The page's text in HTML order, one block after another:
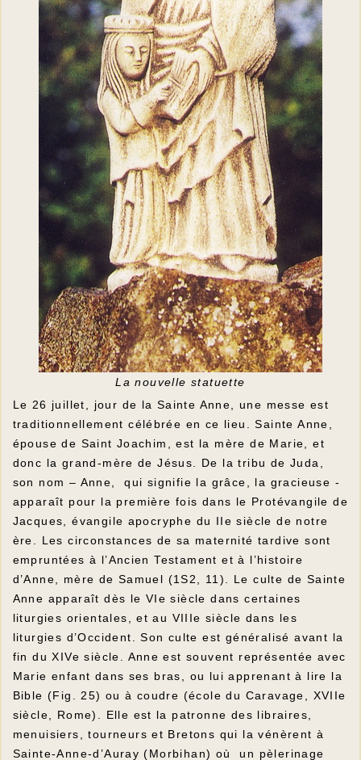
La nouvelle statuette
Le 26 juillet, jour de la Sainte Anne, une messe est
traditionnellement célébrée en ce lieu. Sainte Anne,
épouse de Saint Joachim, est la mère de Marie, et
donc la grand-mère de Jésus. De la tribu de Juda,
son nom – Anne, qui signifie la grâce, la gracieuse -
apparaît pour la première fois dans le Protévangile de
Jacques, évangile apocryphe du IIe siècle de notre
ère. Les circonstances de sa maternité tardive sont
empruntées à l’Ancien Testament et à l’histoire
d’Anne, mère de Samuel (1S2, 11). Le culte de Sainte
Anne apparaît dès le VIe siècle dans certaines
liturgies orientales, et au VIIIe siècle dans les
liturgies d’Occident. Son culte est généralisé avant la
fin du XIVe siècle. Anne est souvent représentée avec
Marie enfant dans ses bras, ou lui apprenant à lire la
Bible (Fig. 25) ou à coudre (école du Caravage, XVIIe
siècle, Rome). Elle est la patronne des libraires,
menuisiers, tourneurs et Bretons qui la vénèrent à
Sainte-Anne-d’Auray (Morbihan) où un pèlerinage